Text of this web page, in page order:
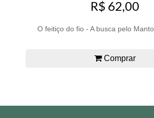
R$ 62,00
O feitiço do fio - A busca pelo
Comprar